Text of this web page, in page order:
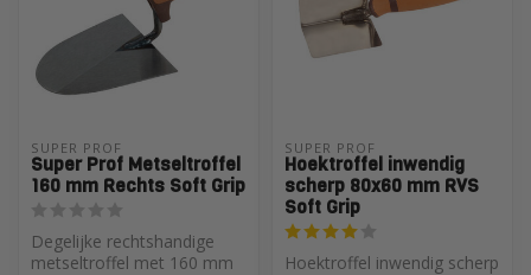
SUPER PROF
Super Prof Metseltroffel
160 mm Rechts Soft Grip
Degelijke rechtshandige
metseltroffel met 160 mm
SUPER PROF
Hoektroffel inwendig
scherp 80x60 mm RVS
Soft Grip
Hoektroffel inwendig scherp